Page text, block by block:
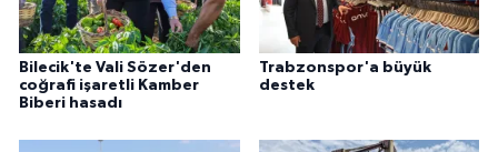
Bilecik'te Vali Sözer'den
coğrafi işaretli Kamber
Biberi hasadı
Trabzonspor'a büyük
destek